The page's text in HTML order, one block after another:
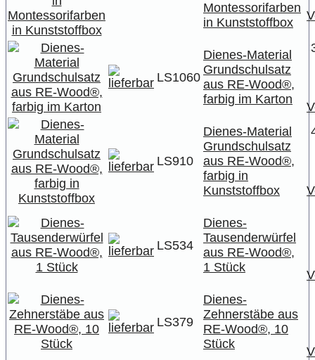
Montessorifarben
in Kunststoffbox
LS1060
Dienes-Material
Grundschulsatz
aus RE-Wood®,
farbig im Karton
LS910
Dienes-Material
Grundschulsatz
aus RE-Wood®,
farbig in
Kunststoffbox
LS534
Dienes-
Tausenderwürfel
aus RE-Wood®,
1 Stück
LS379
Dienes-
Zehnerstäbe aus
RE-Wood®, 10
Stück